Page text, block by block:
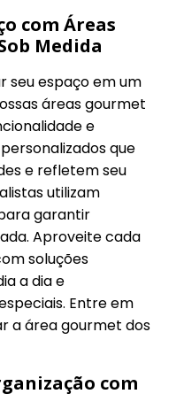
com Áreas
Medida
seu espaço em um
áreas gourmet
e
que
e refletem seu
utilizam
garantir
Aproveite cada
soluções
a dia e
Entre em
a área gourmet dos
com